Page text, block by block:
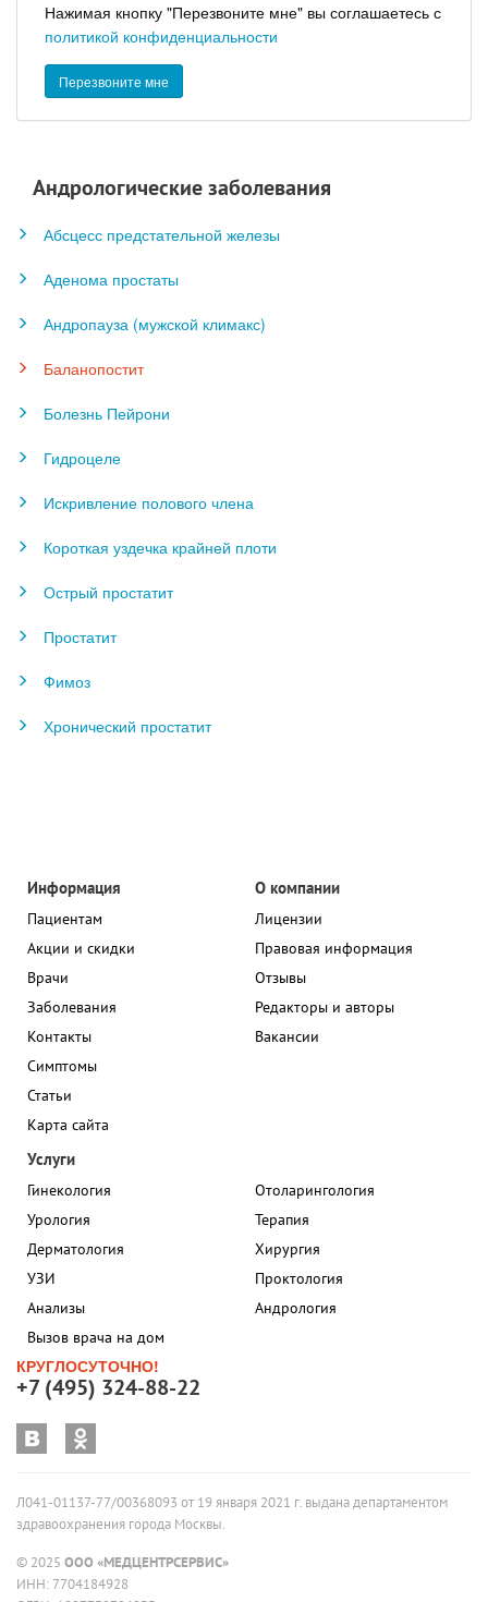
Нажимая кнопку "Перезвоните мне" вы соглашаетесь с
политикой конфиденциальности
Андрологические заболевания
Абсцесс предстательной железы
Аденома простаты
Андропауза (мужской климакс)
Баланопостит
Болезнь Пейрони
Гидроцеле
Искривление полового члена
Короткая уздечка крайней плоти
Острый простатит
Простатит
Фимоз
Хронический простатит
Информация
Пациентам
Акции и скидки
Врачи
Заболевания
Контакты
Симптомы
Статьи
Карта сайта
О компании
Лицензии
Правовая информация
Отзывы
Редакторы и авторы
Вакансии
Услуги
Гинекология
Урология
Дерматология
УЗИ
Анализы
Вызов врача на дом
Отоларингология
Терапия
Хирургия
Проктология
Андрология
КРУГЛОСУТОЧНО!
+7 (495) 324-88-22
Л041-01137-77/00368093 от 19 января 2021 г. выдана департаментом
здравоохранения города Москвы.
© 2025 ООО «МЕДЦЕНТРСЕРВИС»
ИНН: 7704184928